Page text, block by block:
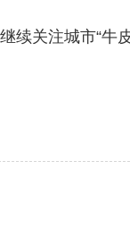
关注城市“牛皮